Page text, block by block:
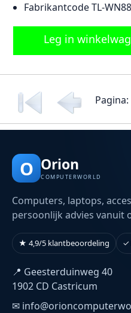
Fabrikantcode TL-
Leg in
O Orion
COMPUTERWORLD
Computers, laptops,
persoonlijk advies vanuit
★ 4,9/5 klantbeoordeling ✓
📍 Geesterduinweg 40
1902 CD Castricum
✉